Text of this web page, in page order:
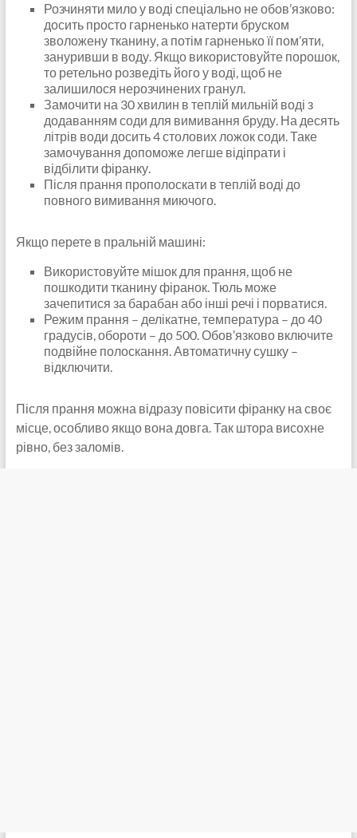
Розчиняти мило у воді спеціально не обов’язково:
досить просто гарненько натерти бруском
зволожену тканину, а потім гарненько її пом’яти,
зануривши в воду. Якщо використовуйте порошок,
то ретельно розведіть його у воді, щоб не
залишилося нерозчинених гранул.
Замочити на 30 хвилин в теплій мильній воді з
додаванням соди для вимивання бруду. На десять
літрів води досить 4 столових ложок соди. Таке
замочування допоможе легше відіпрати і
відбілити фіранку.
Після прання прополоскати в теплій воді до
повного вимивання миючого.
Якщо перете в пральній машині:
Використовуйте мішок для прання, щоб не
пошкодити тканину фіранок. Тюль може
зачепитися за барабан або інші речі і порватися.
Режим прання – делікатне, температура – до 40
градусів, обороти – до 500. Обов’язково включите
подвійне полоскання. Автоматичну сушку –
відключити.
Після прання можна відразу повісити фіранку на своє
місце, особливо якщо вона довга. Так штора висохне
рівно, без заломів.